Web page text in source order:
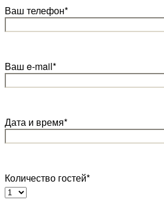
Ваш телефон*
Ваш e-mail*
Дата и время*
Количество гостей*